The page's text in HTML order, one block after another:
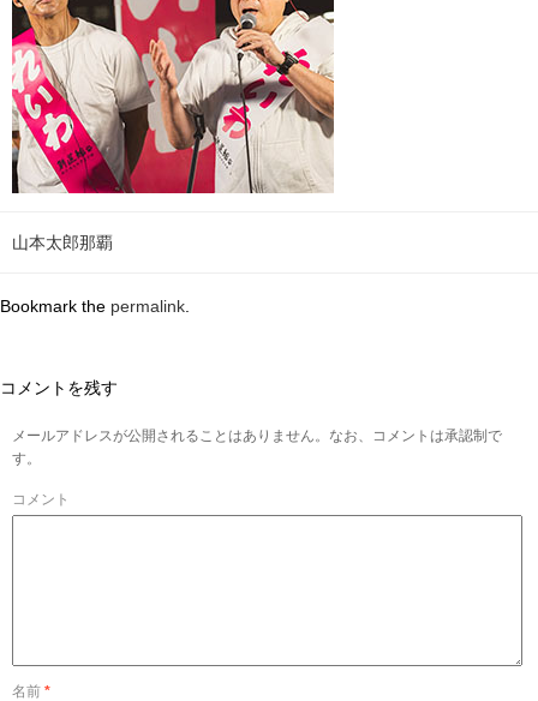
山本太郎那覇
Bookmark the permalink
コメントを残す
メールアドレスが公開されることはありません。なお、コメントは承認制で
す。
コメント
名前 *